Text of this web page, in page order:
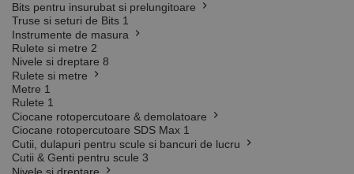
Bits pentru insurubat si prelungitoare
Truse si seturi de Bits 1
Instrumente de masura
Rulete si metre 2
Nivele si dreptare 8
Rulete si metre
Metre 1
Rulete 1
Ciocane rotopercutoare & demolatoare
Ciocane rotopercutoare SDS Max 1
Cutii, dulapuri pentru scule si bancuri de lucru
Cutii & Genti pentru scule 3